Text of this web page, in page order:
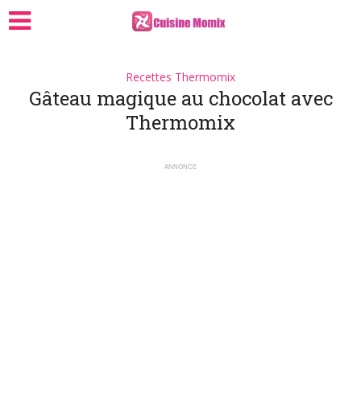
Recettes Thermomix
Gâteau magique au chocolat avec
Thermomix
ANNONCE